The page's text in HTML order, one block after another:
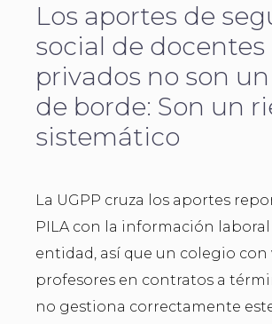
Los aportes de
social de docentes
privados no son
de borde: Son un
sistemático
La UGPP cruza los aportes
PILA con la información laboral
entidad, así que un colegio con
profesores en contratos a
no gestiona correctamente